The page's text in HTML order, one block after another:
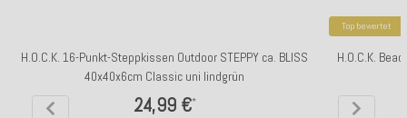
H.O.C.K. 16-Punkt-Steppkissen Outdoor STEPPY ca. BLISS
40x40x6cm Classic uni lindgrün
24,99 €*
Top bewertet
H.O.C.K.